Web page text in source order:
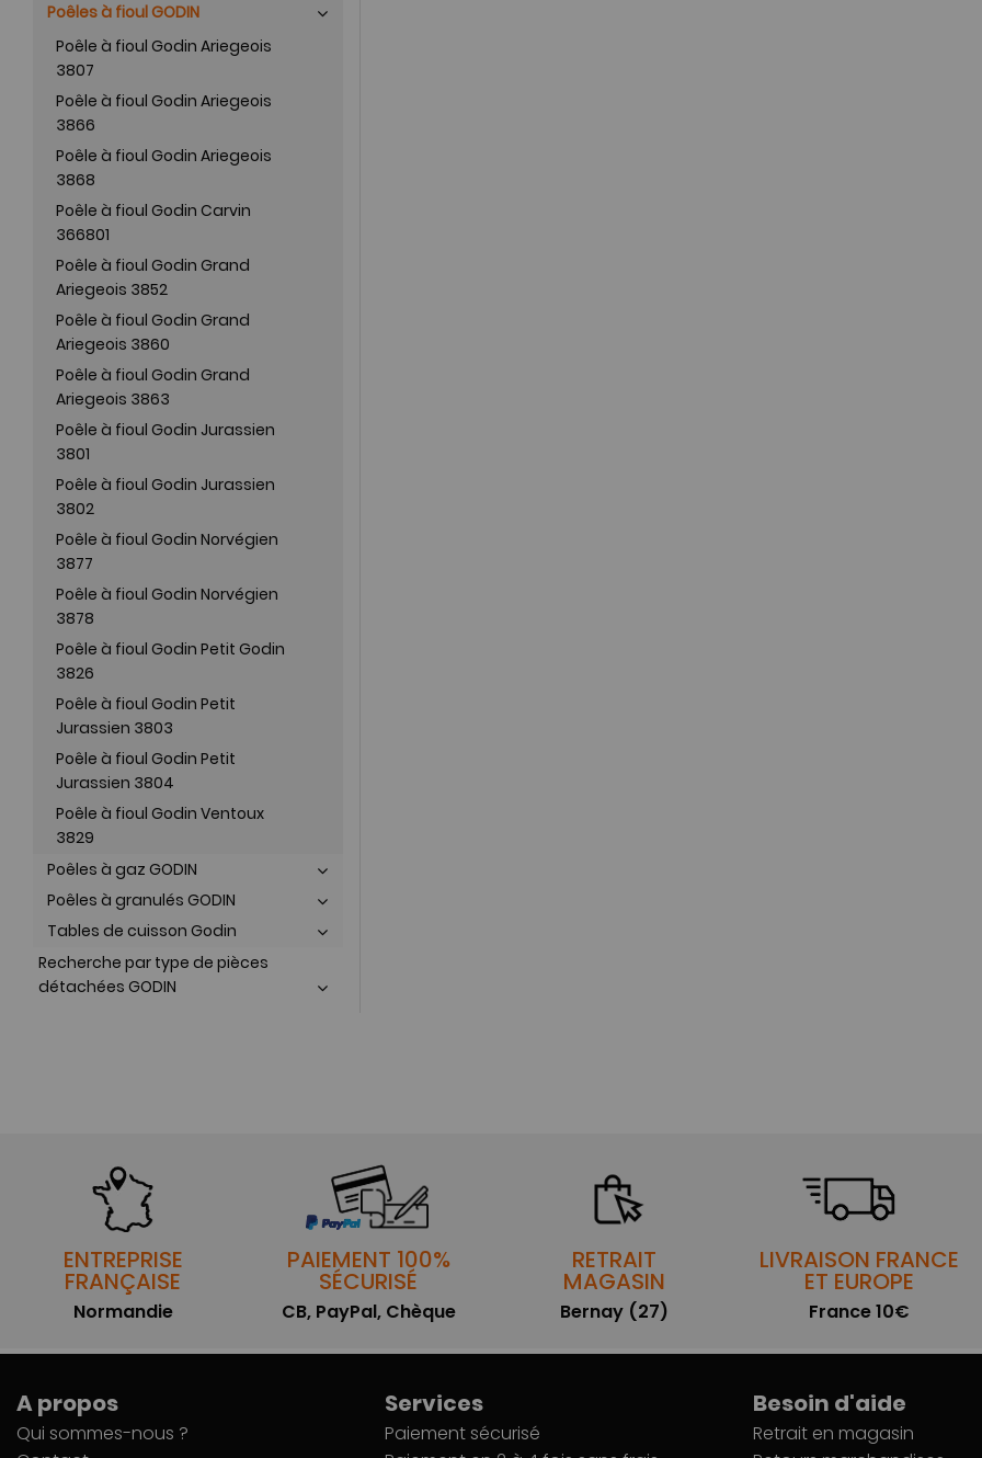
Poêles à fioul GODIN
Poêle à fioul Godin Ariegeois
3807
Poêle à fioul Godin Ariegeois
3866
Poêle à fioul Godin Ariegeois
3868
Poêle à fioul Godin Carvin
366801
Poêle à fioul Godin Grand
Ariegeois 3852
Poêle à fioul Godin Grand
Ariegeois 3860
Poêle à fioul Godin Grand
Ariegeois 3863
Poêle à fioul Godin Jurassien
3801
Poêle à fioul Godin Jurassien
3802
Poêle à fioul Godin Norvégien
3877
Poêle à fioul Godin Norvégien
3878
Poêle à fioul Godin Petit Godin
3826
Poêle à fioul Godin Petit
Jurassien 3803
Poêle à fioul Godin Petit
Jurassien 3804
Poêle à fioul Godin Ventoux
3829
Poêles à gaz GODIN
Poêles à granulés GODIN
Tables de cuisson Godin
Recherche par type de pièces
détachées GODIN
ENTREPRISE
FRANÇAISE
Normandie
PAIEMENT 100%
SÉCURISÉ
CB, PayPal, Chèque
RETRAIT
MAGASIN
Bernay (27)
LIVRAISON FRANCE
ET EUROPE
France 10€
A propos
Qui sommes-nous ?
Services
Paiement sécurisé
Besoin d'aide
Retrait en magasin